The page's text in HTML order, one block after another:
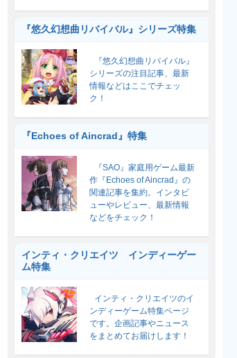
『悠久幻想曲リバイバル』シリーズ特集
『悠久幻想曲リバイバル』
シリーズの注目記事、最新
情報などはここでチェッ
ク！
『Echoes of Aincrad』特集
『SAO』家庭用ゲーム最新
作『Echoes of Aincrad』の
関連記事を集約。インタビ
ューやレビュー、最新情報
などをチェック！
インティ・クリエイツ インディーゲー
ム特集
インティ・クリエイツのイ
ンディーゲーム特集ページ
です。企画記事やニュース
をまとめてお届けします！